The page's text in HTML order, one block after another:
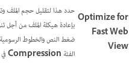
Optimize for
Fast Web
View
بإعادة هيكلة الملف من أجل
ضغط النص والخطوط
الفئةCompression